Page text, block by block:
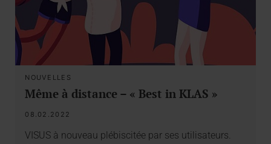
NOUVELLES
Même à distance – « Best in KLAS »
08.02.2022
VISUS à nouveau plébiscitée par ses utilisateurs.